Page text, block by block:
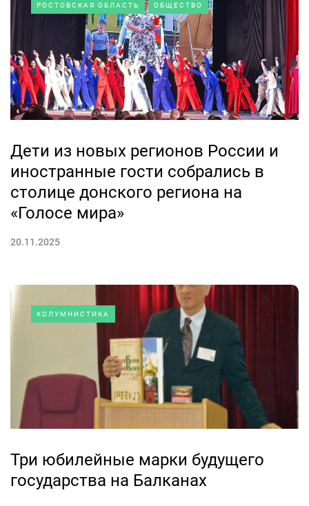
РОСТОВСКАЯ ОБЛАСТЬ ОБЩЕСТВО
Дети из новых регионов России и
иностранные гости собрались в
столице донского региона на
«Голосе мира»
20.11.2025
КОЛУМНИСТИКА
Три юбилейные марки будущего
государства на Балканах